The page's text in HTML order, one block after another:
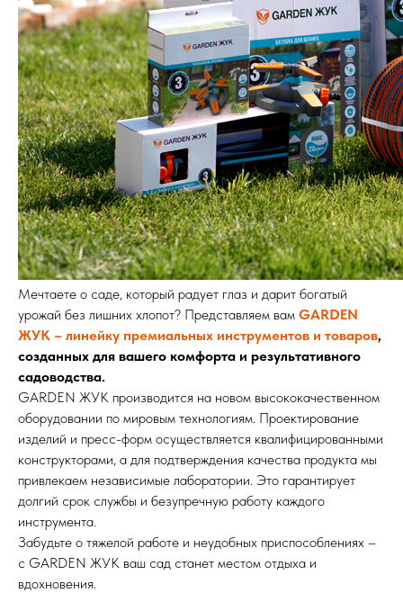
Мечтаете о саде, который радует глаз и дарит богатый
урожай без лишних хлопот? Представляем вам GARDEN
ЖУК – линейку премиальных инструментов и товаров,
созданных для вашего комфорта и результативного
садоводства.
GARDEN ЖУК производится на новом высококачественном
оборудовании по мировым технологиям. Проектирование
изделий и пресс-форм осуществляется квалифицированными
конструкторами, а для подтверждения качества продукта мы
привлекаем независимые лаборатории. Это гарантирует
долгий срок службы и безупречную работу каждого
инструмента.
Забудьте о тяжелой работе и неудобных приспособлениях –
с GARDEN ЖУК ваш сад станет местом отдыха и
вдохновения.